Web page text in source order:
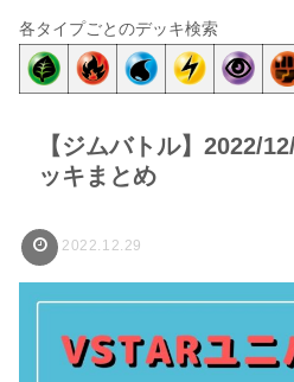
各タイプごとのデッキ検索
【ジムバトル】2022/
ッキまとめ
2022.12.29